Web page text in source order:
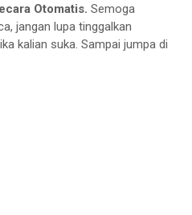
Otomatis. Semoga
jangan lupa tinggalkan
kalian suka. Sampai jumpa di